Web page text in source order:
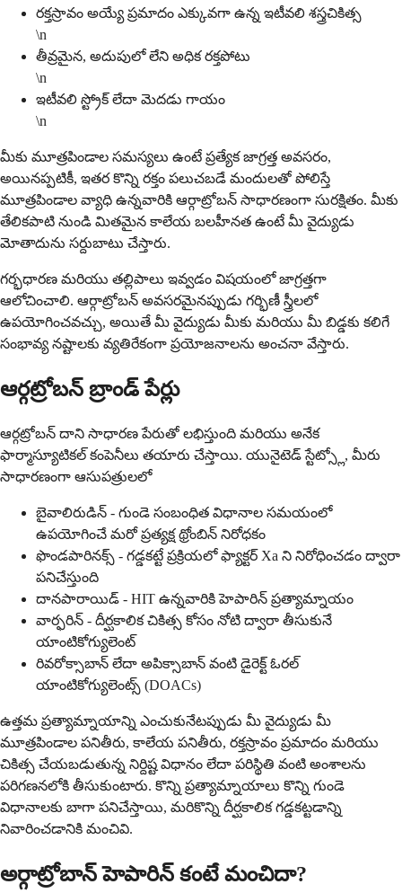
రక్తస్రావం అయ్యే ప్రమాదం ఎక్కువగా ఉన్న ఇటీవలి శస్త్రచికిత్స
\n
తీవ్రమైన, అదుపులో లేని అధిక రక్తపోటు
\n
ఇటీవలి స్ట్రోక్ లేదా మెదడు గాయం
\n
మీకు మూత్రపిండాల సమస్యలు ఉంటే ప్రత్యేక జాగ్రత్త అవసరం,
అయినప్పటికీ, ఇతర కొన్ని రక్తం పలుచబడే మందులతో పోలిస్తే
మూత్రపిండాల వ్యాధి ఉన్నవారికి ఆర్గాట్రోబన్ సాధారణంగా సురక్షితం. మీకు
తేలికపాటి నుండి మితమైన కాలేయ బలహీనత ఉంటే మీ వైద్యుడు
మోతాదును సర్దుబాటు చేస్తారు.
గర్భధారణ మరియు తల్లిపాలు ఇవ్వడం విషయంలో జాగ్రత్తగా
ఆలోచించాలి. ఆర్గాట్రోబన్ అవసరమైనప్పుడు గర్భిణీ స్త్రీలలో
ఉపయోగించవచ్చు, అయితే మీ వైద్యుడు మీకు మరియు మీ బిడ్డకు కలిగే
సంభావ్య నష్టాలకు వ్యతిరేకంగా ప్రయోజనాలను అంచనా వేస్తారు.
ఆర్గట్రోబన్ బ్రాండ్ పేర్లు
ఆర్గట్రోబన్ దాని సాధారణ పేరుతో లభిస్తుంది మరియు అనేక
ఫార్మాస్యూటికల్ కంపెనీలు తయారు చేస్తాయి. యునైటెడ్ స్టేట్స్లో, మీరు
సాధారణంగా ఆసుపత్రులలో
బైవాలిరుడిన్ - గుండె సంబంధిత విధానాల సమయంలో
ఉపయోగించే మరో ప్రత్యక్ష థ్రోంబిన్ నిరోధకం
ఫొండపారినక్స్ - గడ్డకట్టే ప్రక్రియలో ఫ్యాక్టర్ Xa ని నిరోధించడం ద్వారా
పనిచేస్తుంది
దానపారాయిడ్ - HIT ఉన్నవారికి హెపారిన్ ప్రత్యామ్నాయం
వార్ఫరిన్ - దీర్ఘకాలిక చికిత్స కోసం నోటి ద్వారా తీసుకునే
యాంటికోగ్యులెంట్
రివరోక్సాబాన్ లేదా అపిక్సాబాన్ వంటి డైరెక్ట్ ఓరల్
యాంటికోగ్యులెంట్స్ (DOACs)
ఉత్తమ ప్రత్యామ్నాయాన్ని ఎంచుకునేటప్పుడు మీ వైద్యుడు మీ
మూత్రపిండాల పనితీరు, కాలేయ పనితీరు, రక్తస్రావం ప్రమాదం మరియు
చికిత్స చేయబడుతున్న నిర్దిష్ట విధానం లేదా పరిస్థితి వంటి అంశాలను
పరిగణనలోకి తీసుకుంటారు. కొన్ని ప్రత్యామ్నాయాలు కొన్ని గుండె
విధానాలకు బాగా పనిచేస్తాయి, మరికొన్ని దీర్ఘకాలిక గడ్డకట్టడాన్ని
నివారించడానికి మంచివి.
అర్గాట్రోబాన్ హెపారిన్ కంటే మంచిదా?